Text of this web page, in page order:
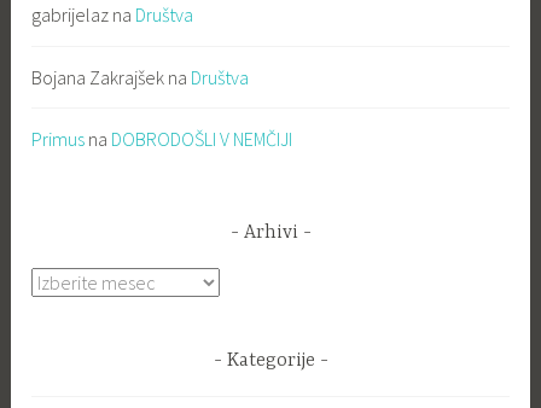
gabrijelaz na Društva
Bojana Zakrajšek na Društva
Primus na DOBRODOŠLI V NEMČIJI
Arhivi
Arhivi
Kategorije